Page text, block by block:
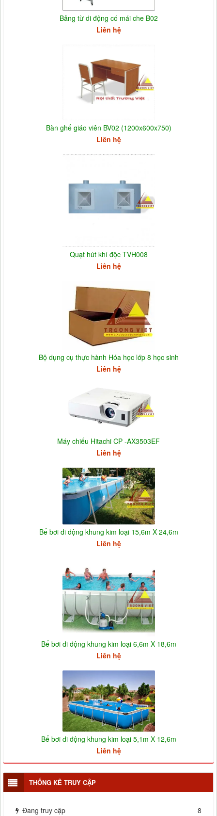
Bảng từ di động có mái che B02
Liên hệ
Bàn ghế giáo viên BV02 (1200x600x750)
Liên hệ
Quạt hút khí độc TVH008
Liên hệ
Bộ dụng cụ thực hành Hóa học lớp 8 học sinh
Liên hệ
Máy chiếu Hitachi CP -AX3503EF
Liên hệ
Bể bơi di động khung kim loại 15,6m X 24,6m
Liên hệ
Bể bơi di động khung kim loại 6,6m X 18,6m
Liên hệ
Bể bơi di động khung kim loại 5,1m X 12,6m
Liên hệ
THỐNG KÊ TRUY CẬP
Đang truy cập
8